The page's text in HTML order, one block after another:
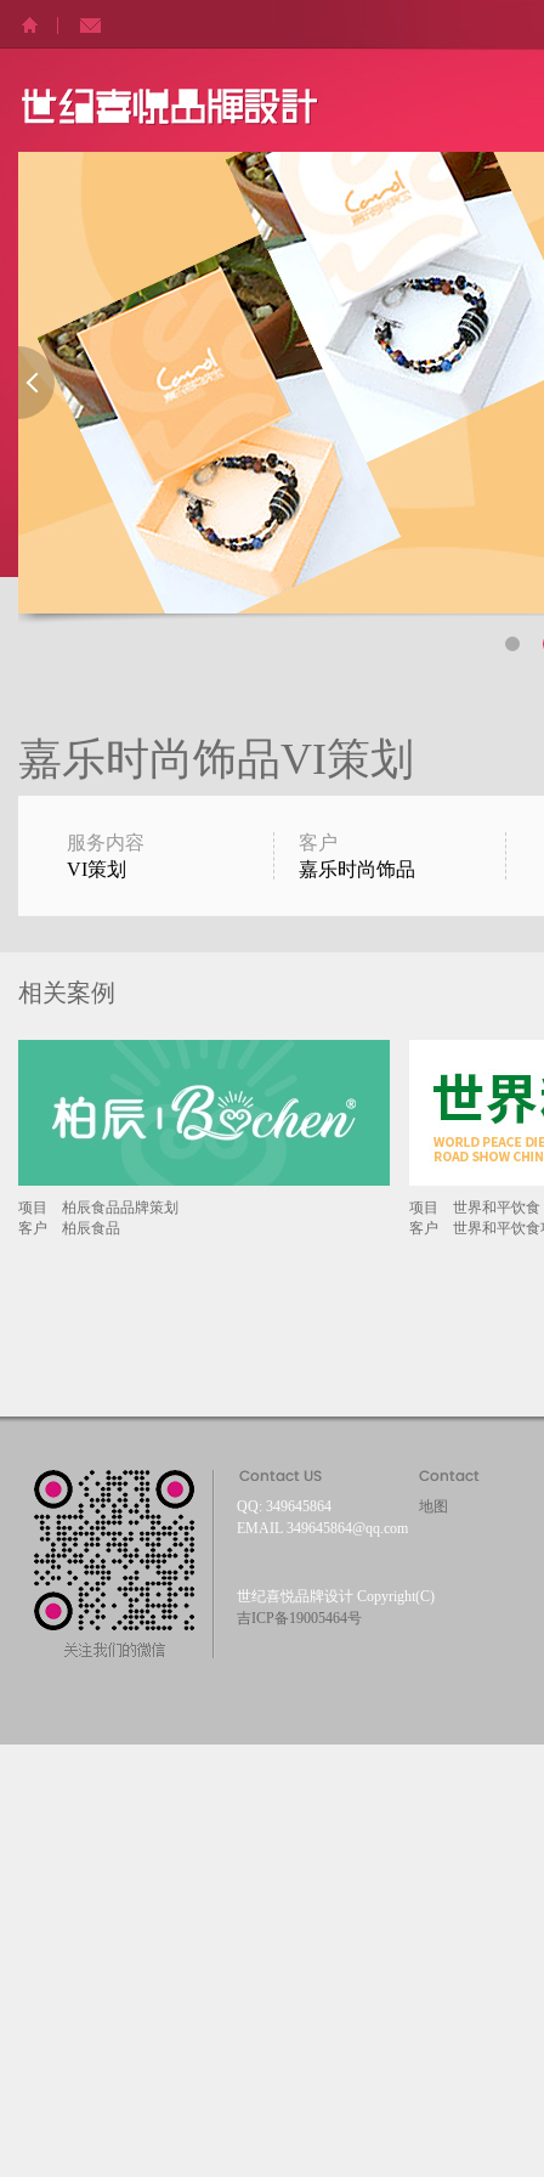
嘉乐时尚饰品VI策划
服务内容
VI策划
客户
嘉乐时尚饰品
相关案例
项目 柏辰食品品牌策划
客户 柏辰食品
项目 世界和平饮食
客户 世界和平饮食
QQ: 349645864
EMAIL 349645864@qq.com
地图
世纪喜悦品牌设计 Copyright(C)
吉ICP备19005464号